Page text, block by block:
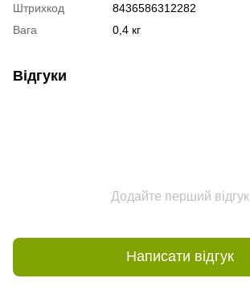
Штрихкод
8436586312282
Вага
0,4 кг
Відгуки
Додайте перший відгук
Написати відгук